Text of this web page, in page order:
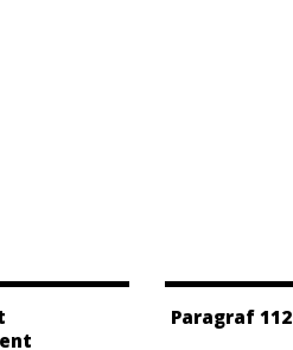
Paragraf 112